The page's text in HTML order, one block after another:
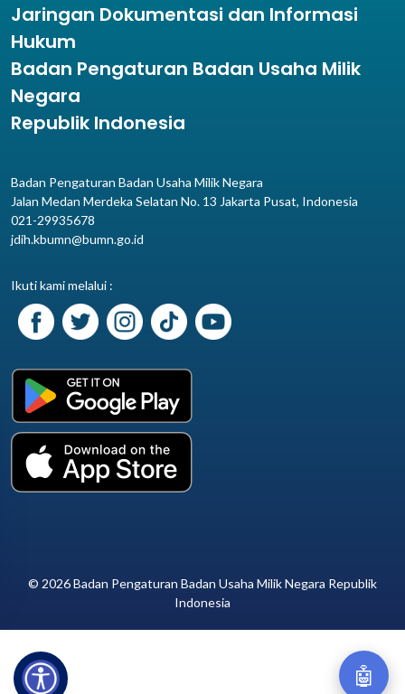
Jaringan Dokumentasi dan Informasi
Hukum
Badan Pengaturan Badan Usaha Milik
Negara
Republik Indonesia
Badan Pengaturan Badan Usaha Milik Negara
Jalan Medan Merdeka Selatan No. 13 Jakarta Pusat, Indonesia
021-29935678
jdih.kbumn@bumn.go.id
Ikuti kami melalui :
© 2026 Badan Pengaturan Badan Usaha Milik Negara Republik
Indonesia
🤖